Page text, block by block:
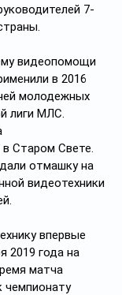
7-
видеопомощи
в 2016
молодежных
лиги МЛС.
в Старом Свете.
отмашку на
видеотехники
впервые
2019 года на
матча
чемпионату